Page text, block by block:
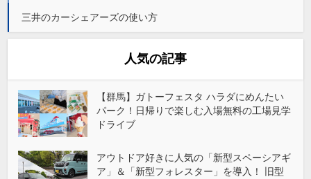
三井のカーシェアーズの使い方
人気の記事
【群馬】ガトーフェスタ ハラダにめんたい
パーク！日帰りで楽しむ入場無料の工場見学
ドライブ
アウトドア好きに人気の「新型スペーシアギ
ア」＆「新型フォレスター」を導入！ 旧型